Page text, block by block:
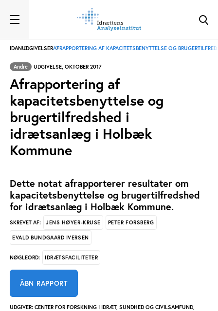
IDANUDGIVELSERAFRAPPORTERING AF KAPACITETSBENYTTELSE OG
Andre UDGIVELSE, OKTOBER 2017
Afrapportering af
kapacitetsbenyttelse og
brugertilfredshed i
idrætsanlæg i Holbæk
Kommune
Dette notat afrapporterer resultater om
kapacitetsbenyttelse og brugertilfredshed
for idrætsanlæg i Holbæk Kommune.
SKREVET AF: JENS HØYER-KRUSE PETER FORSBERG
EVALD BUNDGAARD IVERSEN
NØGLEORD: IDRÆTSFACILITETER
ÅBN RAPPORT
UDGIVER: CENTER FOR FORSKNING I IDRÆT, SUNDHED OG CIVILSAMFUND,